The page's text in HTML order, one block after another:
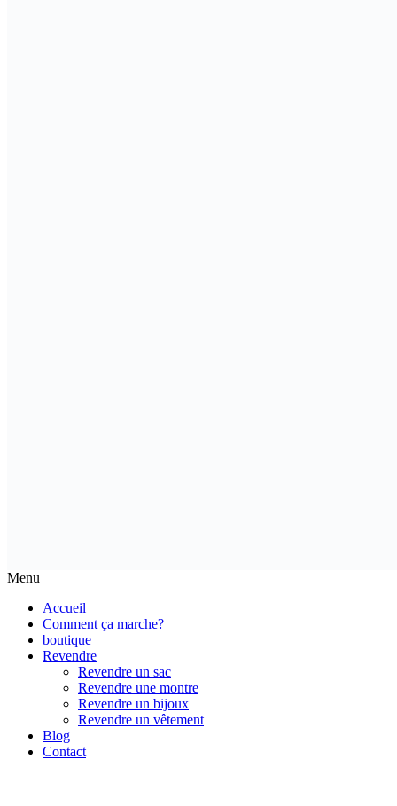
Menu
Accueil
Comment ça marche?
boutique
Revendre
Revendre un sac
Revendre une montre
Revendre un bijoux
Revendre un vêtement
Blog
Contact